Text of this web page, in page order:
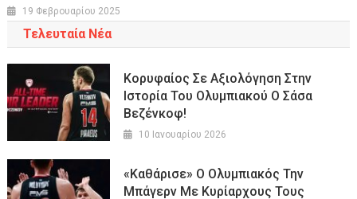
19 Φεβρουαρίου 2025
Τελευταία Νέα
Κορυφαίος Σε Αξιολόγηση Στην
Ιστορία Του Ολυμπιακού Ο Σάσα
Βεζένκοφ!
10 Ιανουαρίου 2026
«Καθάρισε» Ο Ολυμπιακός Την
Μπάγερν Με Κυρίαρχους Τους